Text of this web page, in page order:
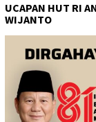
UCAPAN HUT RI
WIJANTO